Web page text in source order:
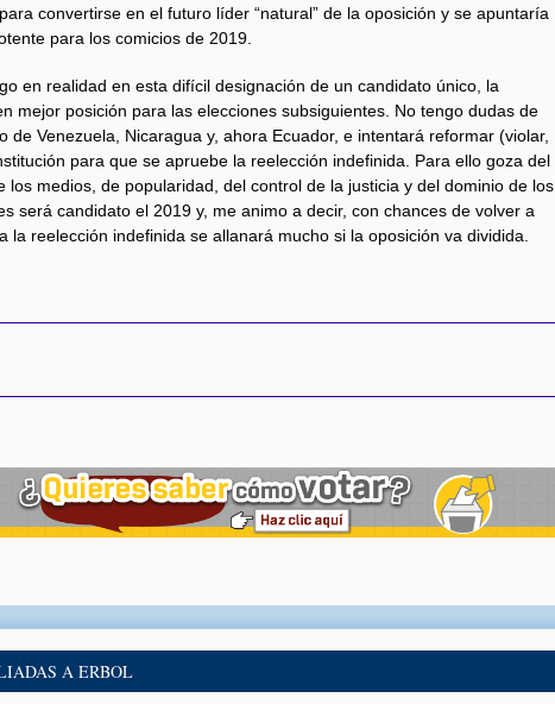
convertirse en el futuro líder “natural” de la oposición y se apuntaría
para los comicios de 2019.
en realidad en esta difícil designación de un candidato único, la
mejor posición para las elecciones subsiguientes. No tengo dudas de
de Venezuela, Nicaragua y, ahora Ecuador, e intentará reformar (violar,
para que se apruebe la reelección indefinida. Para ello goza del
los medios, de popularidad, del control de la justicia y del dominio de los
será candidato el 2019 y, me animo a decir, con chances de volver a
la reelección indefinida se allanará mucho si la oposición va dividida.
A ERBOL